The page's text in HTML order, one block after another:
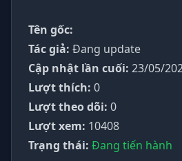
Tên gốc:
Tác giả: Đang update
Cập nhật lần cuối: 23/05/
Lượt thích: 0
Lượt theo dõi: 0
Lượt xem: 10408
Trạng thái: Đang tiến hành